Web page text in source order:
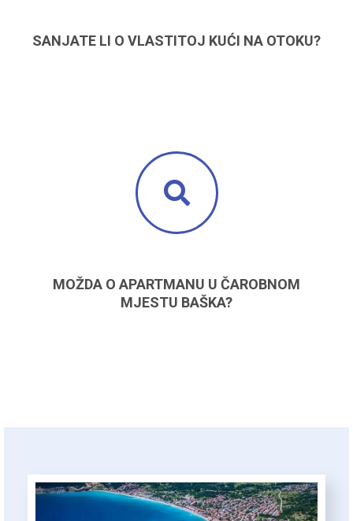
SANJATE LI O VLASTITOJ KUĆI NA OTOKU?
MOŽDA O APARTMANU U ČAROBNOM
MJESTU BAŠKA?